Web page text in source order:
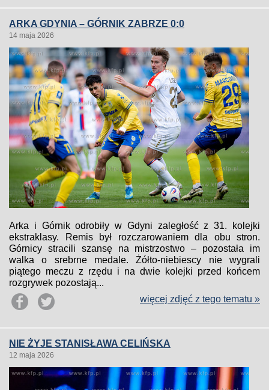
ARKA GDYNIA – GÓRNIK ZABRZE 0:0
14 maja 2026
Arka i Górnik odrobiły w Gdyni zaległość z 31. kolejki
ekstraklasy. Remis był rozczarowaniem dla obu stron.
Górnicy stracili szansę na mistrzostwo – pozostała im
walka o srebrne medale. Żółto-niebiescy nie wygrali
piątego meczu z rzędu i na dwie kolejki przed końcem
rozgrywek pozostają...
więcej zdjęć z tego tematu »
NIE ŻYJE STANISŁAWA CELIŃSKA
12 maja 2026